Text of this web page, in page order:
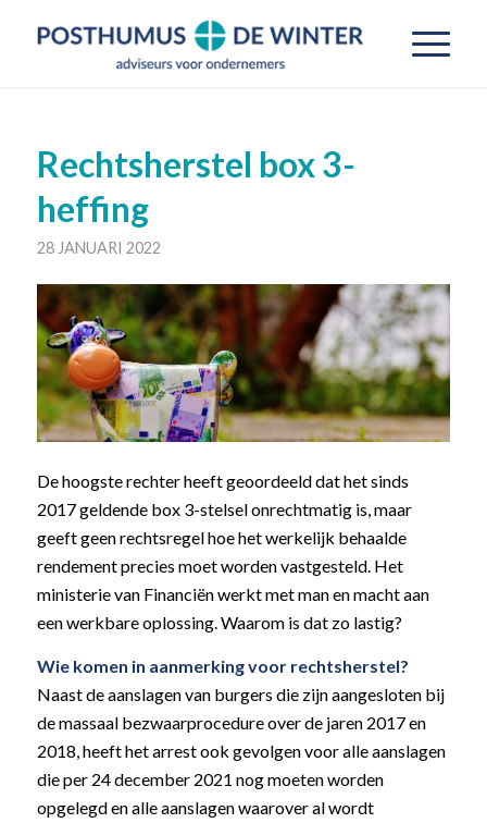
Rechtsherstel box 3-
heffing
28 JANUARI 2022
De hoogste rechter heeft geoordeeld dat het sinds
2017 geldende box 3-stelsel onrechtmatig is, maar
geeft geen rechtsregel hoe het werkelijk behaalde
rendement precies moet worden vastgesteld. Het
ministerie van Financiën werkt met man en macht aan
een werkbare oplossing. Waarom is dat zo lastig?
Wie komen in aanmerking voor rechtsherstel?
Naast de aanslagen van burgers die zijn aangesloten bij
de massaal bezwaarprocedure over de jaren 2017 en
2018, heeft het arrest ook gevolgen voor alle aanslagen
die per 24 december 2021 nog moeten worden
opgelegd en alle aanslagen waarover al wordt